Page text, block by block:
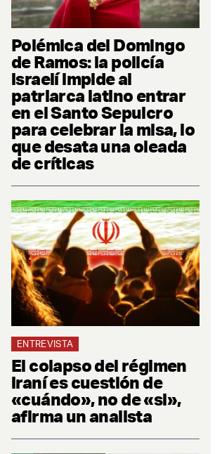
Polémica del Domingo
de Ramos: la policía
israelí impide al
patriarca latino entrar
en el Santo Sepulcro
para celebrar la misa, lo
que desata una oleada
de críticas
ENTREVISTA
El colapso del régimen
iraní es cuestión de
«cuándo», no de «si»,
afirma un analista